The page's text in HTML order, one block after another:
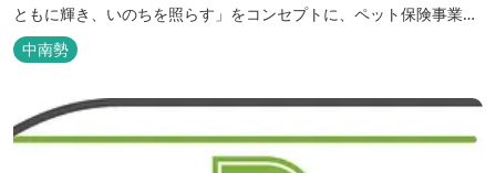
ともに輝き、いのちを照らす」をコンセプトに、ペット保険事業を
行うアニコムグループが運営します。また、本施設では、飼い主様
と一緒にVISONへ訪れたペットを一時的にお預かりするペットホテ
ルをご用意しているほか、広々...
中南勢